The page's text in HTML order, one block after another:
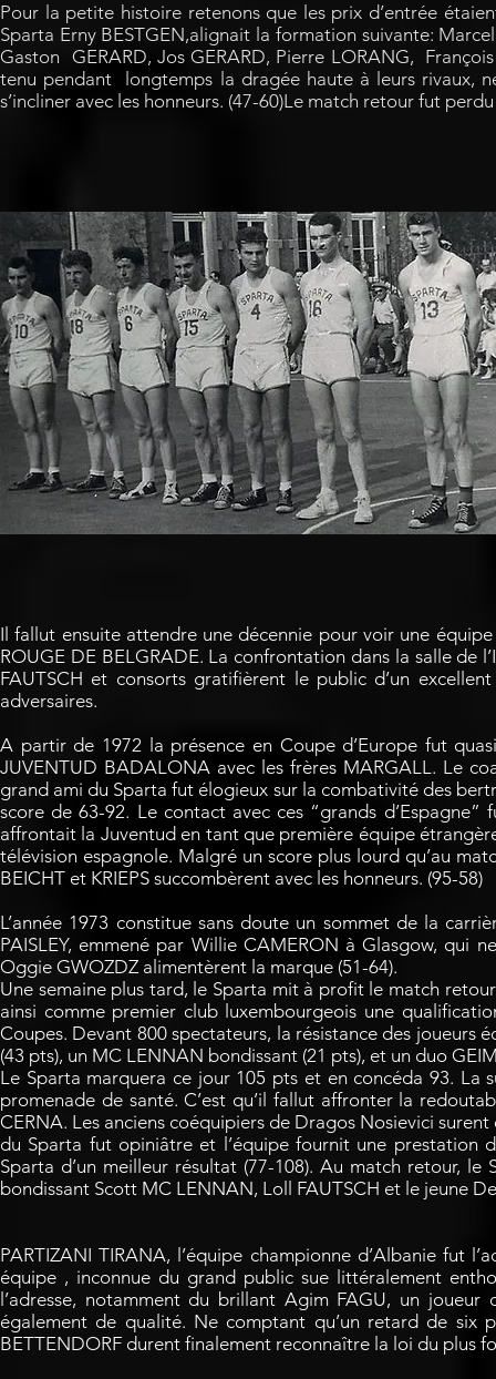
Pour la petite histoire retenons que les prix d’entrée
Sparta Erny BESTGEN,alignait la formation suivante:
Gaston GERARD, Jos GERARD, Pierre LORANG,
tenu pendant longtemps la dragée haute à leurs rivaux,
s’incliner avec les honneurs. (47-60)Le match retour fut
Il fallut ensuite attendre une décennie pour voir une
ROUGE DE BELGRADE. La confrontation dans la salle de
FAUTSCH et consorts gratifièrent le public d’un
adversaires.
A partir de 1972 la présence en Coupe d’Europe fut
JUVENTUD BADALONA avec les frères MARGALL. Le
grand ami du Sparta fut élogieux sur la combativité des
score de 63-92. Le contact avec ces “grands
affrontait la Juventud en tant que première équipe
télévision espagnole. Malgré un score plus lourd qu’au
BEICHT et KRIEPS succombèrent avec les honneurs. (95-58)
L’année 1973 constitue sans doute un sommet de la
PAISLEY, emmené par Willie CAMERON à Glasgow,
Oggie GWOZDZ alimentèrent la marque (51-64).
Une semaine plus tard, le Sparta mit à profit le match
ainsi comme premier club luxembourgeois une
Coupes. Devant 800 spectateurs, la résistance des joueurs
(43 pts), un MC LENNAN bondissant (21 pts), et un duo
Le Sparta marquera ce jour 105 pts et en concéda 93.
promenade de santé. C’est qu’il fallut affronter la
CERNA. Les anciens coéquipiers de Dragos Nosievici
du Sparta fut opiniâtre et l’équipe fournit une prestation
Sparta d’un meilleur résultat (77-108). Au match retour,
bondissant Scott MC LENNAN, Loll FAUTSCH et le jeune
PARTIZANI TIRANA, l’équipe championne d’Albanie fut
équipe , inconnue du grand public sue littéralement
l’adresse, notamment du brillant Agim FAGU, un
également de qualité. Ne comptant qu’un retard de
BETTENDORF durent finalement reconnaître la loi du plus